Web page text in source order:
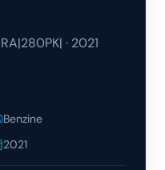
· 2021
Benzine
2021